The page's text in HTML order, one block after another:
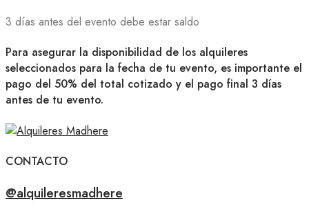
3 días antes del evento debe estar saldo
Para asegurar la disponibilidad de los alquileres
seleccionados para la fecha de tu evento, es importante el
pago del 50% del total cotizado y el pago final 3 días
antes de tu evento.
CONTACTO
@alquileresmadhere